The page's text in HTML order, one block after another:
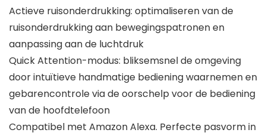
Actieve ruisonderdrukking: optimaliseren van de
ruisonderdrukking aan bewegingspatronen en
aanpassing aan de luchtdruk
Quick Attention-modus: bliksemsnel de omgeving
door intuïtieve handmatige bediening waarnemen en
gebarencontrole via de oorschelp voor de bediening
van de hoofdtelefoon
Compatibel met Amazon Alexa. Perfecte pasvorm in